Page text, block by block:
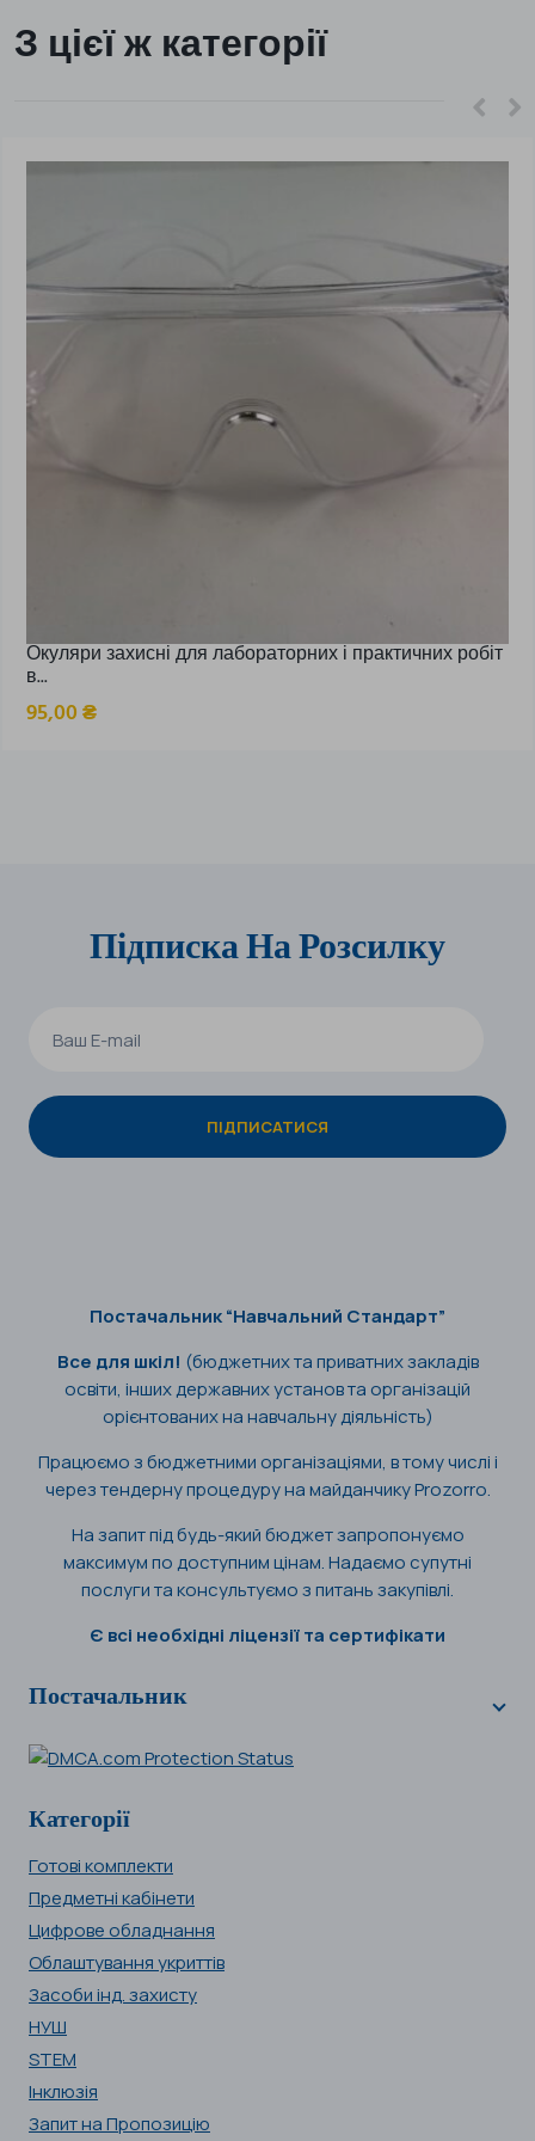
З цієї ж категорії
Окуляри захисні для лабораторних і практичних робіт
в...
95,00₴
Підписка На Розсилку
Постачальник “Навчальний Стандарт”
Все для шкіл! (бюджетних та приватних закладів
освіти, інших державних установ та організацій
орієнтованих на навчальну діяльність)
Працюємо з бюджетними організаціями, в тому числі і
через тендерну процедуру на майданчику Prozorro.
На запит під будь-який бюджет запропонуємо
максимум по доступним цінам. Надаємо супутні
послуги та консультуємо з питань закупівлі.
Є всі необхідні ліцензії та сертифікати
Постачальник
Категорії
Готові комплекти
Предметні кабінети
Цифрове обладнання
Облаштування укриттів
Засоби інд. захисту
НУШ
STEM
Інклюзія
Запит на Пропозицію